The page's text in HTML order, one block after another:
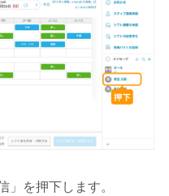
を押下します。